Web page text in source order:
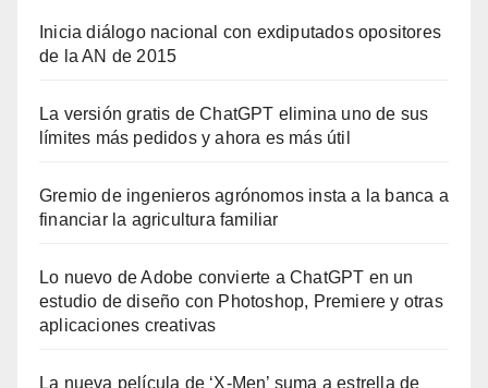
Inicia diálogo nacional con exdiputados opositores
de la AN de 2015
La versión gratis de ChatGPT elimina uno de sus
límites más pedidos y ahora es más útil
Gremio de ingenieros agrónomos insta a la banca a
financiar la agricultura familiar
Lo nuevo de Adobe convierte a ChatGPT en un
estudio de diseño con Photoshop, Premiere y otras
aplicaciones creativas
La nueva película de ‘X-Men’ suma a estrella de